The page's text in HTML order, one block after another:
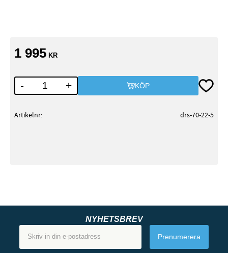
1 995 KR
+
- KÖP Lägg
Artikelnr drs-70-22-5
NYHETSBREV
Prenumerera